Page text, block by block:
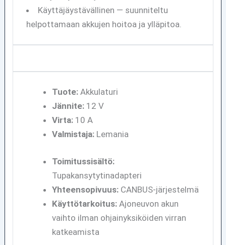
Käyttäjäystävällinen — suunniteltu
helpottamaan akkujen hoitoa ja ylläpitoa.
Tuote:Akkulaturi
Jännite:12 V
Virta:10 A
Valmistaja:Lemania
Toimitussisältö:
Tupakansytytinadapteri
Yhteensopivuus:CANBUS-järjestelmä
Käyttötarkoitus:Ajoneuvon akun
vaihto ilman ohjainyksiköiden virran
katkeamista